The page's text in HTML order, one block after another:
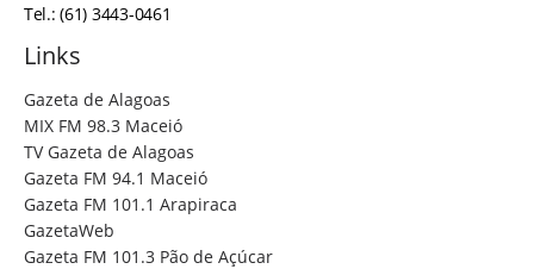
Tel.: (61) 3443-0461
Links
Gazeta de Alagoas
MIX FM 98.3 Maceió
TV Gazeta de Alagoas
Gazeta FM 94.1 Maceió
Gazeta FM 101.1 Arapiraca
GazetaWeb
Gazeta FM 101.3 Pão de Açúcar